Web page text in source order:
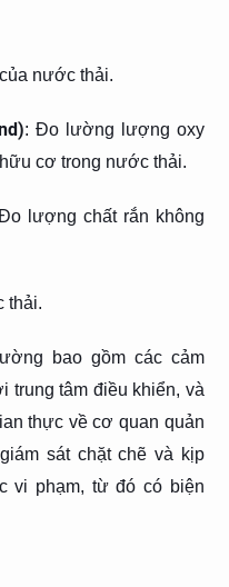
nước thải.
: Đo lường lượng oxy
cơ trong nước thải.
lượng chất rắn không
thải.
bao gồm các cảm
trung tâm điều khiển, và
thực về cơ quan quản
sát chặt chẽ và kịp
vi phạm, từ đó có biện